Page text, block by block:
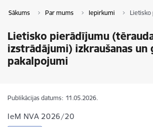
Sākums Par mums Iepirkumi Lietisko
Lietisko pierādījumu
izstrādājumi) izkraušanas un
pakalpojumi
Publikācijas datums: 11.05.2026.
IeM NVA 2026/20